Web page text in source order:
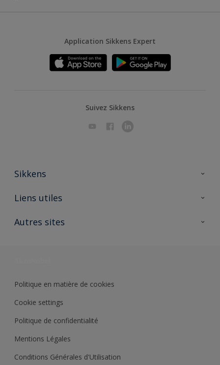
Application Sikkens Expert
Suivez Sikkens
Sikkens
A propos de Sikkens
Liens utiles
Ouvrir un magasin PASS
Autres sites
Politique en matière de cookies
Cookie settings
Politique de confidentialité
Mentions Légales
Conditions Générales d'Utilisation